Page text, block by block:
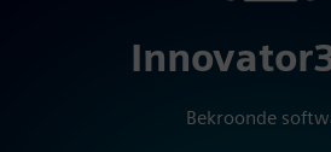
Bekroonde